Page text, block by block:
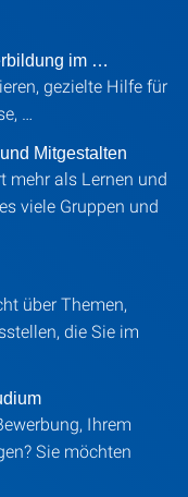
im …
gezielte Hilfe für
…
Mitgestalten
mehr als Lernen und
viele Gruppen und
über Themen,
die Sie im
Ihrem
Sie möchten